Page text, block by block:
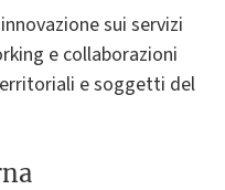
sui servizi
e collaborazioni
e soggetti del